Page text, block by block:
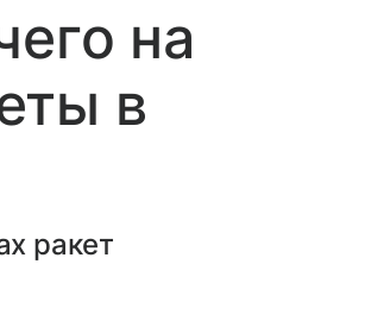
на
в
ракет